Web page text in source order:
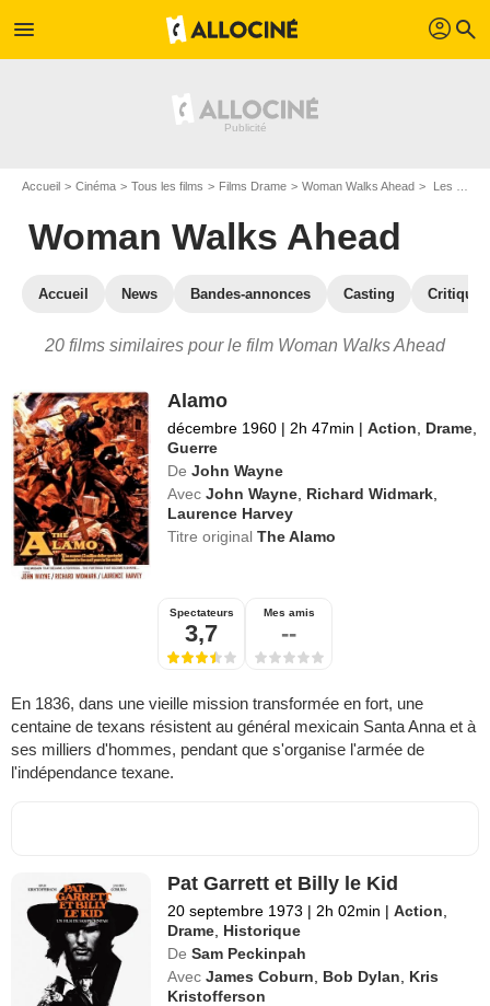
menu profil search
Accueil Cinéma Tous les films Films Drame Woman Walks Ahead Les films similaires à "Woman Walks Ahead"
Woman Walks Ahead
Accueil News Bandes-annonces Casting
20 films similaires pour le film Woman Walks Ahead
Alamo
décembre 1960 | 2h 47min | Action Drame
Guerre
De John Wayne
Avec John Wayne Richard Widmark
Laurence Harvey
Titre originalThe Alamo
Spectateurs
3,7
Mes amis
--
En 1836, dans une vieille mission transformée en fort, une
centaine de texans résistent au général mexicain Santa Anna et à
ses milliers d'hommes, pendant que s'organise l'armée de
l'indépendance texane.
Pat Garrett et Billy le Kid
20 septembre 1973 | 2h 02min | Action
Drame Historique
De Sam Peckinpah
Avec James Coburn Bob Dylan
Kris
Kristofferson